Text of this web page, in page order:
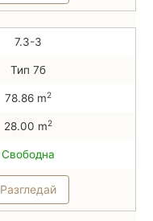
7.3-3
Тип 7б
78.86 m2
28.00 m2
Свободна
Разгледай